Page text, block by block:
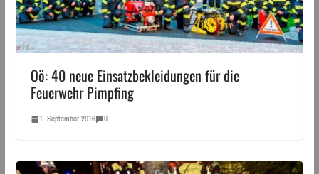
Oö: 40 neue Einsatzbekleidungen für die
Feuerwehr Pimpfing
1. September 2016 0